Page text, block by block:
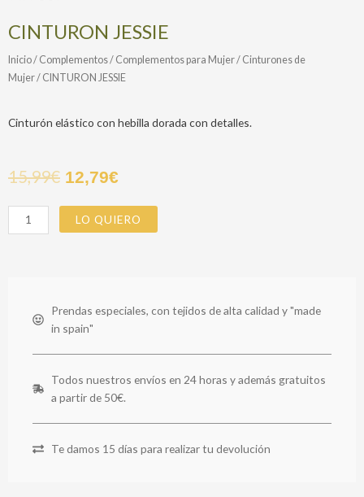
CINTURON JESSIE
Inicio/ Complementos/ Complementos para Mujer/ Cinturones de
Mujer/ CINTURON JESSIE
Cinturón elástico con hebilla dorada con detalles.
15,99€ 12,79€
CINTURON
JESSIE
LO QUIERO
Prendas especiales, con tejidos de alta calidad y "made
in spain"
Todos nuestros envíos en 24 horas y además gratuitos
a partir de 50€.
Te damos 15 días para realizar tu devolución